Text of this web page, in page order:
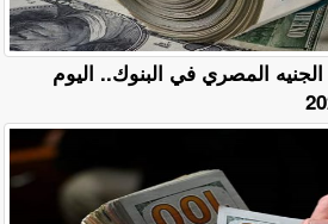
المصري في البنوك.. اليوم